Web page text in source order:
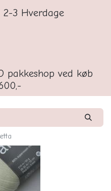
2-3 Hverdage
pakkeshop ved køb